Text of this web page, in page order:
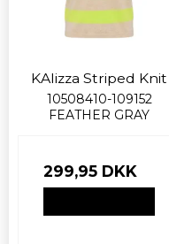
KAlizza Striped Knit
10508410-109152
FEATHER GRAY
299,95 DKK